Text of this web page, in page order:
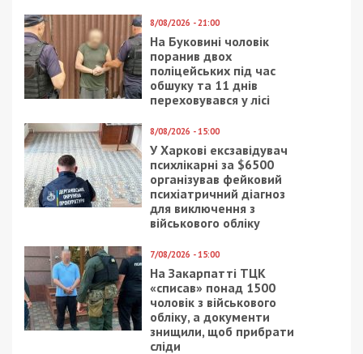
8/08/2026 - 21:00
На Буковині чоловік
поранив двох
поліцейських під час
обшуку та 11 днів
переховувався у лісі
8/08/2026 - 15:00
У Харкові ексзавідувач
психлікарні за $6500
організував фейковий
психіатричний діагноз
для виключення з
військового обліку
7/08/2026 - 15:00
На Закарпатті ТЦК
«списав» понад 1500
чоловік з військового
обліку, а документи
знищили, щоб прибрати
сліди